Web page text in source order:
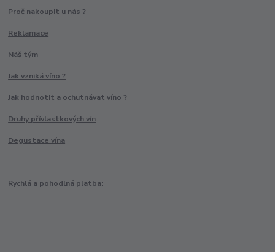
Proč nakoupit u nás ?
Reklamace
Náš tým
Jak vzniká víno ?
Jak hodnotit a ochutnávat víno ?
Druhy přívlastkových vín
Degustace vína
Rychlá a pohodlná platba: